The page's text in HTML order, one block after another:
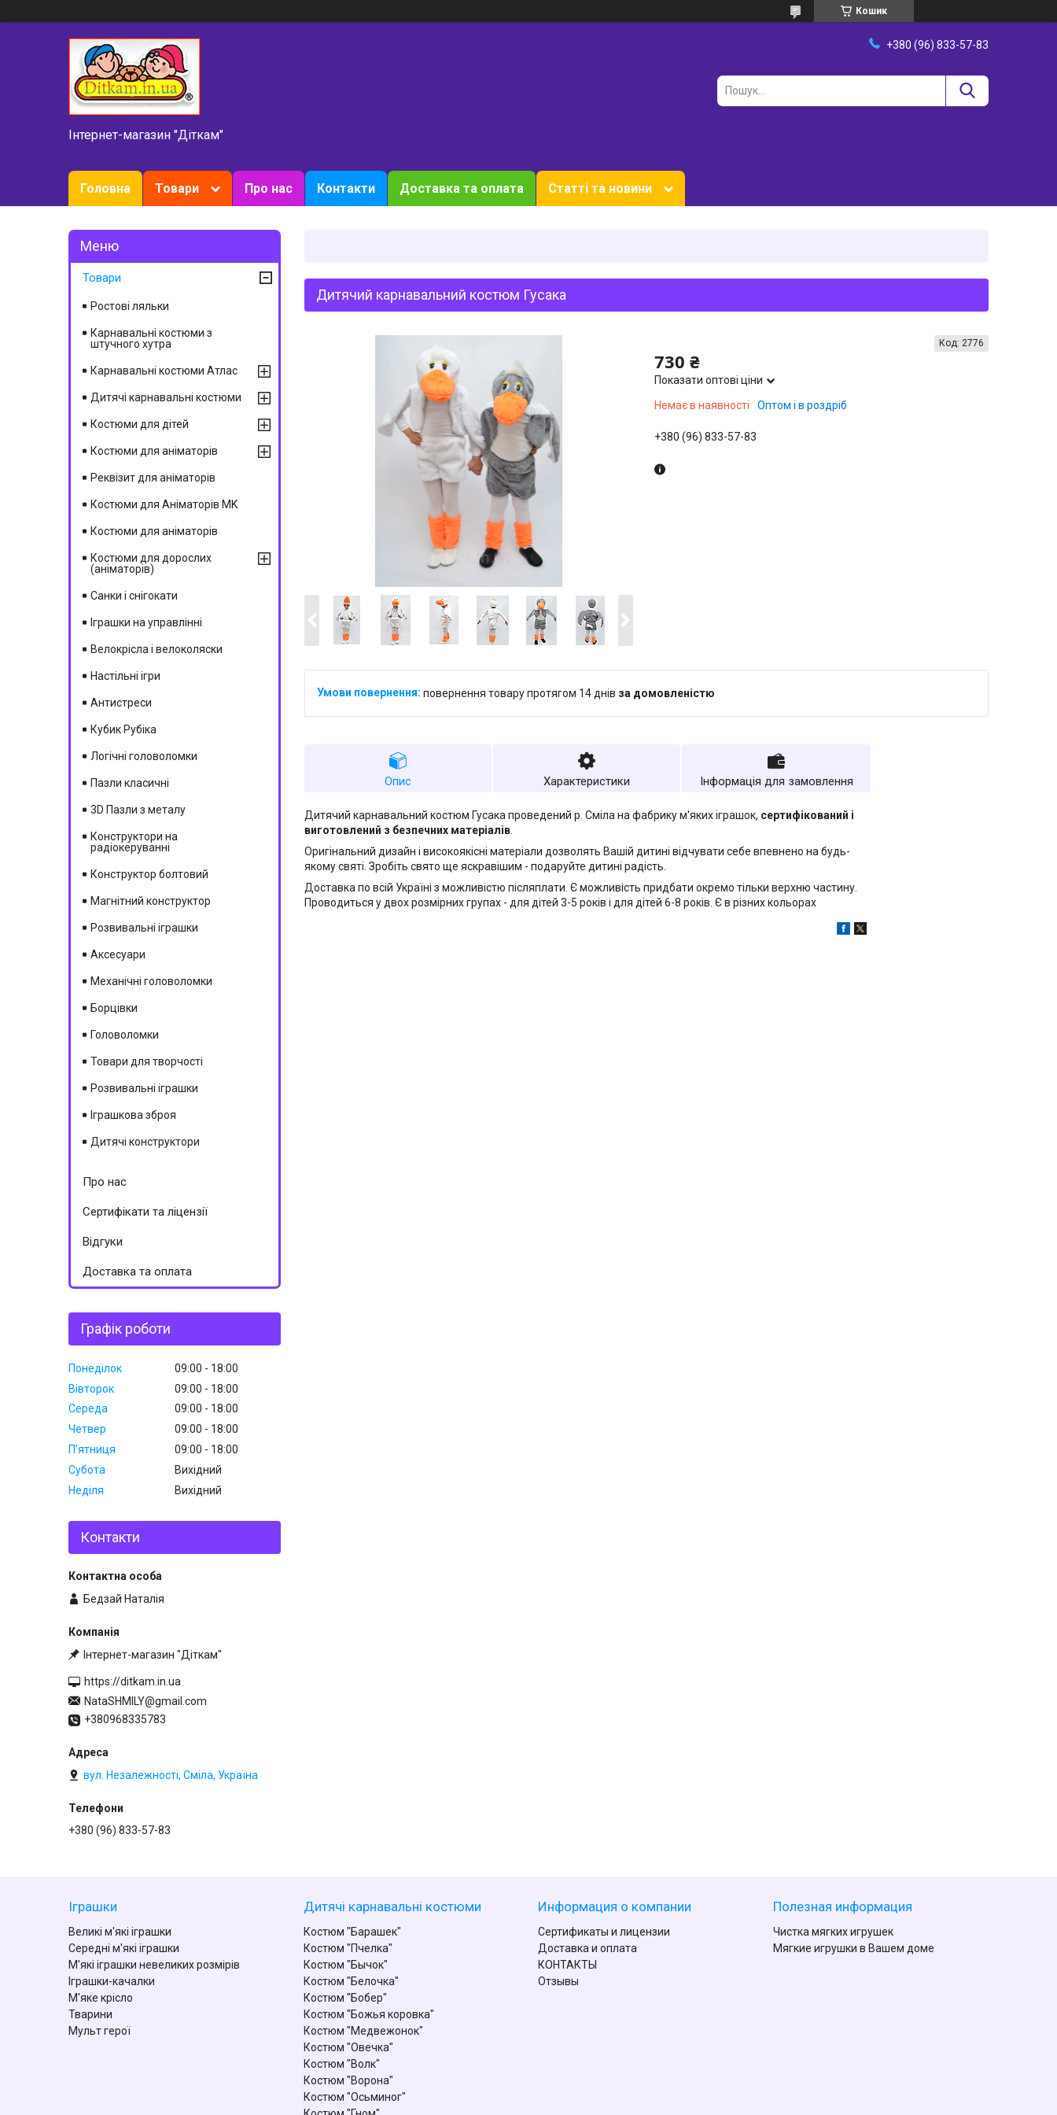
Кошик
Інтернет-магазин "Діткам"
+380 (96) 833-57-83
Головна Товари Про нас Контакти Доставка та оплата Статті та новини
Дитячий карнавальний костюм Гусака
730 ₴
Показати оптові ціни
Немає в наявності
Оптом і в роздріб
Код: 2776
+380 (96) 833-57-83
повернення товару протягом 14 днів за домовленістю
Опис Характеристики Інформація для замовлення
Дитячий карнавальний костюм Гусака проведений р. Сміла на фабрику м'яких іграшок, сертифікований і
виготовлений з безпечних матеріалів
Оригінальний дизайн і високоякісні матеріали дозволять Вашій дитині відчувати себе впевнено на будь-
якому святі. Зробіть свято ще яскравішим - подаруйте дитині радість.
Доставка по всій Україні з можливістю післяплати. Є можливість придбати окремо тільки верхню частину.
Проводиться у двох розмірних групах - для дітей 3-5 років і для дітей 6-8 років. Є в різних кольорах
Товари
Ростові ляльки
Карнавальні костюми з
штучного хутра
Карнавальні костюми Атлас
Дитячі карнавальні костюми
Костюми для дітей
Костюми для аніматорів
Реквізит для аніматорів
Костюми для Аніматорів MK
Костюми для аніматорів
Костюми для дорослих
(аніматорів)
Санки і снігокати
Іграшки на управлінні
Велокрісла і велоколяски
Настільні ігри
Антистреси
Кубик Рубіка
Логічні головоломки
Пазли класичні
3D Пазли з металу
Конструктори на
радіокеруванні
Конструктор болтовий
Магнітний конструктор
Розвивальні іграшки
Аксесуари
Механічні головоломки
Борцівки
Головоломки
Товари для творчості
Розвивальні іграшки
Іграшкова зброя
Дитячі конструктори
Про нас
Сертифікати та ліцензії
Відгуки
Доставка та оплата
Графік роботи
Понеділок 09:00
18:00
Вівторок
09:00
18:00
Середа
09:00
18:00
Четвер
09:00
18:00
Пʼятниця
09:00
18:00
Субота
Вихідний
Неділя
Вихідний
Контакти
Бедзай Наталія
Інтернет-магазин "Діткам"
https://ditkam.in.ua
NataSHMILY@gmail.com
+380968335783
вул. Незалежності, Сміла, Україна
+380 (96) 833-57-83
Іграшки
Великі м'які іграшки
Середні м'які іграшки
М'які іграшки невеликих розмірів
Іграшки-качалки
М'яке крісло
Тварини
Мульт герої
Дитячі карнавальні костюми
Костюм "Барашек"
Костюм "Пчелка"
Костюм "Бычок"
Костюм "Белочка"
Костюм "Бобер"
Костюм "Божья коровка"
Костюм "Медвежонок"
Костюм "Овечка"
Костюм "Волк"
Костюм "Ворона"
Костюм "Осьминог"
Информация о компании
Сертификаты и лицензии
Доставка и оплата
КОНТАКТЫ
Отзывы
Полезная информация
Чистка мягких игрушек
Мягкие игрушки в Вашем доме